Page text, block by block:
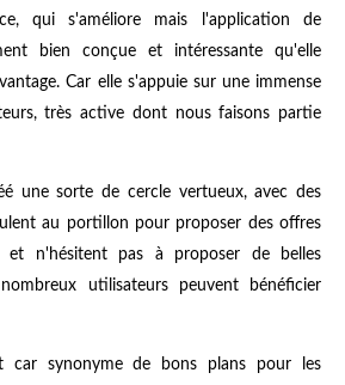
qui s'améliore mais l'application de
bien conçue et intéressante qu'elle
Car elle s'appuie sur une immense
très active dont nous faisons partie
une sorte de cercle vertueux, avec des
au portillon pour proposer des offres
et n'hésitent pas à proposer de belles
utilisateurs peuvent bénéficier
car synonyme de bons plans pour les